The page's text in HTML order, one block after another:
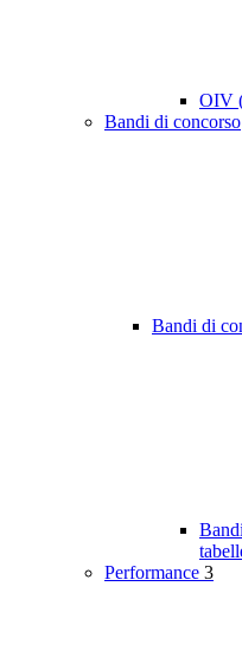
OIV
Bandi di concorso
Bandi di
Performance 3